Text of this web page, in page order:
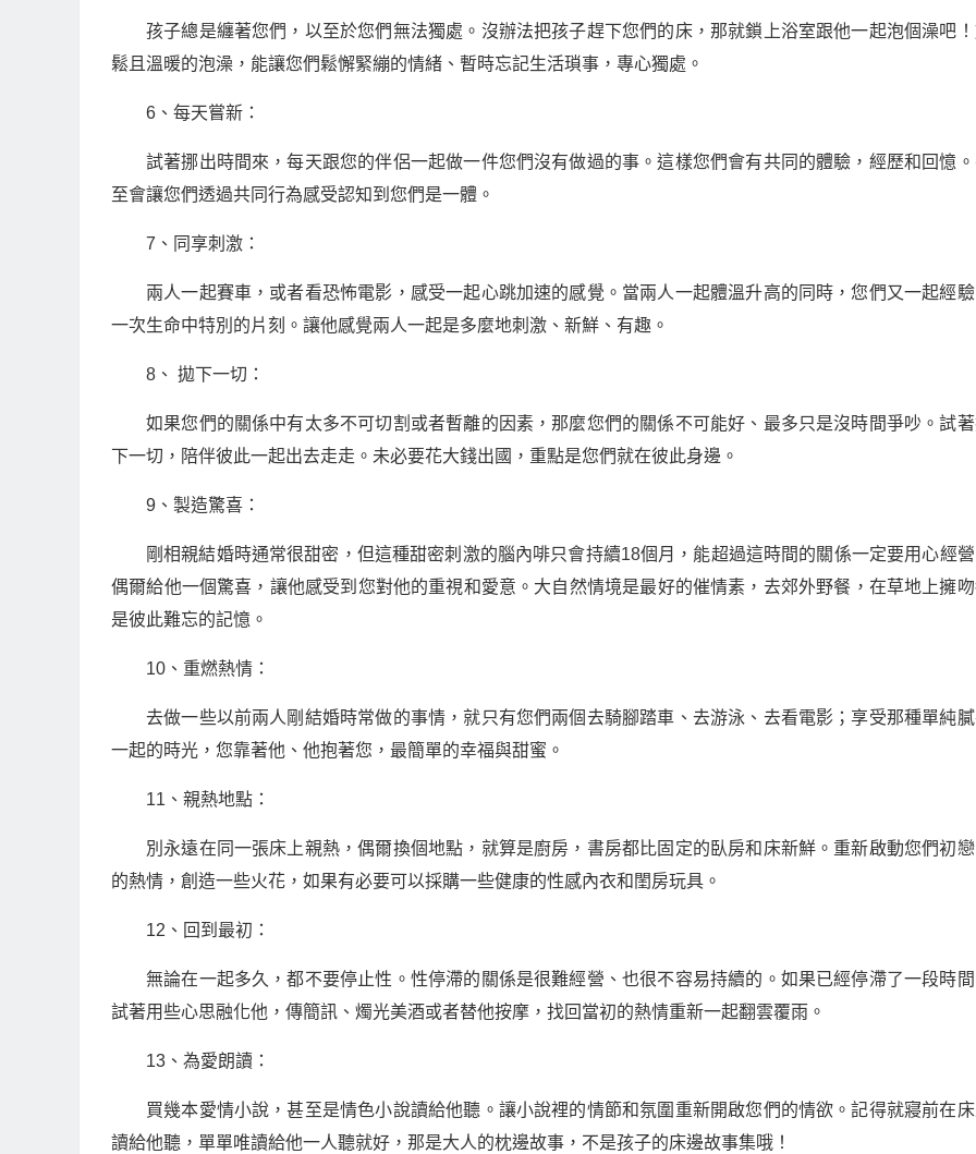
孩子總是纏著您們，以至於您們無法獨處。沒辦法把孩子趕下您們的床，那就鎖上浴室跟他一起泡個澡吧
鬆且溫暖的泡澡，能讓您們鬆懈緊繃的情緒、暫時忘記生活瑣事，專心獨處。
6、每天嘗新：
試著挪出時間來，每天跟您的伴侶一起做一件您們沒有做過的事。這樣您們會有共同的體驗，經歷和回憶
至會讓您們透過共同行為感受認知到您們是一體。
7、同享刺激：
兩人一起賽車，或者看恐怖電影，感受一起心跳加速的感覺。當兩人一起體溫升高的同時，您們又一起經驗
一次生命中特別的片刻。讓他感覺兩人一起是多麼地刺激、新鮮、有趣。
8、 拋下一切：
如果您們的關係中有太多不可切割或者暫離的因素，那麼您們的關係不可能好、最多只是沒時間爭吵。試
下一切，陪伴彼此一起出去走走。未必要花大錢出國，重點是您們就在彼此身邊。
9、製造驚喜：
剛相親結婚時通常很甜密，但這種甜密刺激的腦內啡只會持續18個月，能超過這時間的關係一定要用心經營
偶爾給他一個驚喜，讓他感受到您對他的重視和愛意。大自然情境是最好的催情素，去郊外野餐，在草地上擁
是彼此難忘的記憶。
10、重燃熱情：
去做一些以前兩人剛結婚時常做的事情，就只有您們兩個去騎腳踏車、去游泳、去看電影；享受那種單純
一起的時光，您靠著他、他抱著您，最簡單的幸福與甜蜜。
11、親熱地點：
別永遠在同一張床上親熱，偶爾換個地點，就算是廚房，書房都比固定的臥房和床新鮮。重新啟動您們初
的熱情，創造一些火花，如果有必要可以採購一些健康的性感內衣和閨房玩具。
12、回到最初：
無論在一起多久，都不要停止性。性停滯的關係是很難經營、也很不容易持續的。如果已經停滯了一段時間
試著用些心思融化他，傳簡訊、燭光美酒或者替他按摩，找回當初的熱情重新一起翻雲覆雨。
13、為愛朗讀：
買幾本愛情小說，甚至是情色小說讀給他聽。讓小說裡的情節和氛圍重新開啟您們的情欲。記得就寢前在床
讀給他聽，單單唯讀給他一人聽就好，那是大人的枕邊故事，不是孩子的床邊故事集哦！